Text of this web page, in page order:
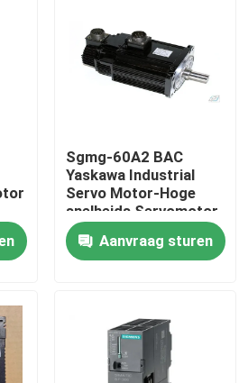
Sgmg-60A2 BAC
Yaskawa Industrial
Servo Motor-Hoge
snelheids Servomotor
6000W
Aanvraag sturen